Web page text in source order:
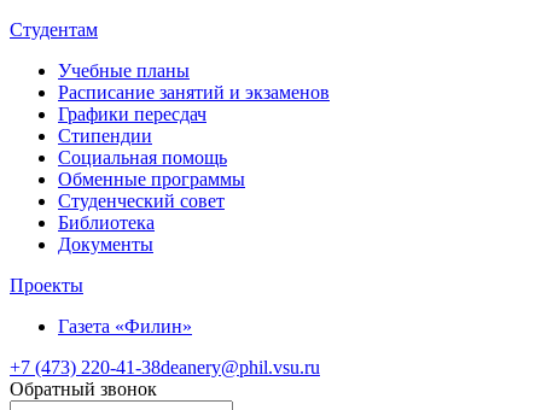
Студентам
Учебные планы
Расписание занятий и экзаменов
Графики пересдач
Стипендии
Социальная помощь
Обменные программы
Студенческий совет
Библиотека
Документы
Проекты
Газета «Филин»
+7 (473) 220-41-38deanery@phil.vsu.ru
Обратный звонок